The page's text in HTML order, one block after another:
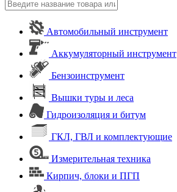
Автомобильный инструмент
Аккумуляторный инструмент
Бензоинструмент
Вышки туры и леса
Гидроизоляция и битум
ГКЛ, ГВЛ и комплектующие
Измерительная техника
Кирпич, блоки и ПГП